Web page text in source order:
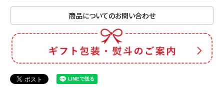
商品についてのお問い合わせ